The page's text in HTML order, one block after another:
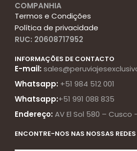
COMPANHIA
Termos e Condições
Política de privacidade
RUC: 20608717952
INFORMAÇÕES DE CONTACTO
E-mail:
Whatsapp: +51 984 512 001
Whatsapp:+51 991 088 835
Endereço: AV El Sol 580 – Cusco
ENCONTRE-NOS NAS NOSSAS